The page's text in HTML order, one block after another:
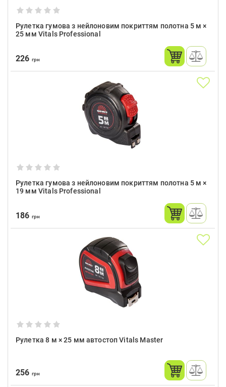
Рулетка гумова з нейлоновим покриттям полотна 5 м ×
25 мм Vitals Professional
226 грн
Рулетка гумова з нейлоновим покриттям полотна 5 м ×
19 мм Vitals Professional
186 грн
Рулетка 8 м × 25 мм автостоп Vitals Master
256 грн